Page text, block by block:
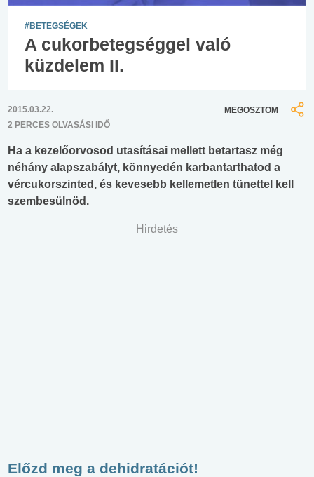
#BETEGSÉGEK
A cukorbetegséggel való
küzdelem II.
2015.03.22.
2 PERCES OLVASÁSI IDŐ
MEGOSZTOM
Ha a kezelőorvosod utasításai mellett betartasz még
néhány alapszabályt, könnyedén karbantarthatod a
vércukorszinted, és kevesebb kellemetlen tünettel kell
szembesülnöd.
Hirdetés
Előzd meg a dehidratációt!